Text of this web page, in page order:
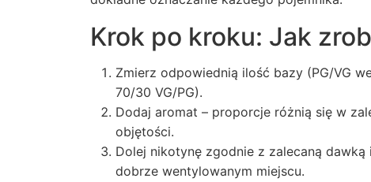
Krok po kroku: Jak
Zmierz odpowiednią ilość bazy (PG/VG
70/30 VG/PG).
Dodaj aromat – proporcje różnią się w
objętości.
Dolej nikotynę zgodnie z zalecaną
dobrze wentylowanym miejscu.